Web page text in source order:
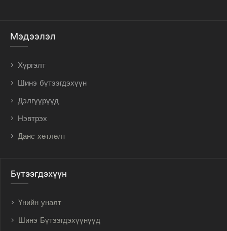
Мэдээлэл
Хүргэлт
Шинэ бүтээгдэхүүн
Дэлгүүрүүд
Нэвтрэх
Данс хөтлөлт
Бүтээгдэхүүн
Үнийн уналт
Шинэ Бүтээгдэхүүнүүд